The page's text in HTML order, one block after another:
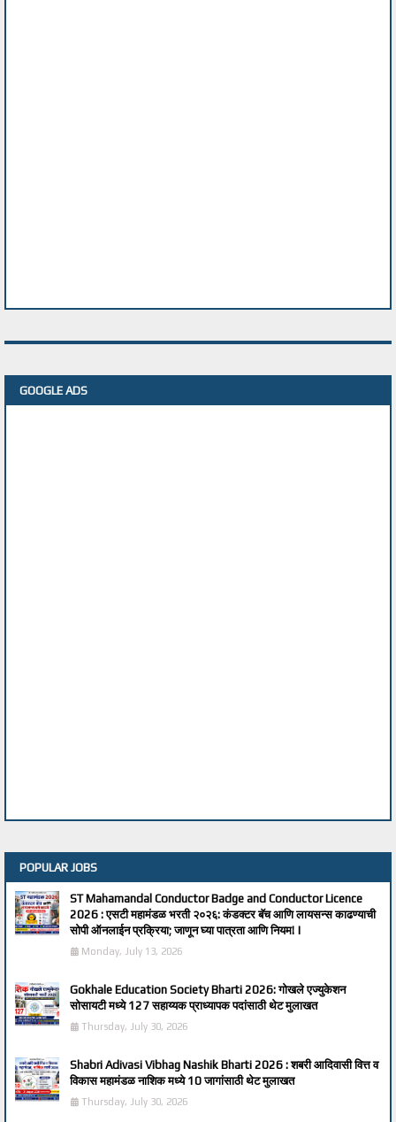
GOOGLE ADS
POPULAR JOBS
ST Mahamandal Conductor Badge and Conductor Licence
2026 : एसटी महामंडळ भरती २०२६: कंडक्टर बॅच आणि लायसन्स काढण्याची
सोपी ऑनलाईन प्रक्रिया; जाणून घ्या पात्रता आणि नियम! |
Monday, July 13, 2026
Gokhale Education Society Bharti 2026: गोखले एज्युकेशन
सोसायटी मध्ये 127 सहाय्यक प्राध्यापक पदांसाठी थेट मुलाखत
Thursday, July 30, 2026
Shabri Adivasi Vibhag Nashik Bharti 2026 : शबरी आदिवासी वित्त व
विकास महामंडळ नाशिक मध्ये 10 जागांसाठी थेट मुलाखत
Thursday, July 30, 2026